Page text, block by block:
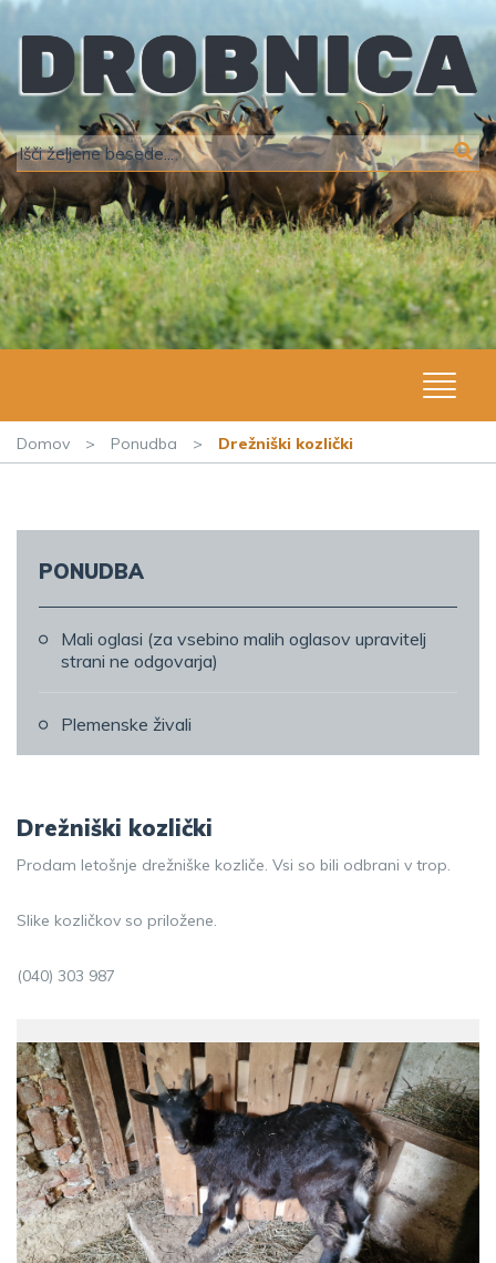
Domov > Ponudba > Drežniški kozlički
PONUDBA
Mali oglasi (za vsebino malih oglasov upravitelj
strani ne odgovarja)
Plemenske živali
Drežniški kozlički
Prodam letošnje drežniške kozliče. Vsi so bili odbrani v trop.
Slike kozličkov so priložene.
(040) 303 987